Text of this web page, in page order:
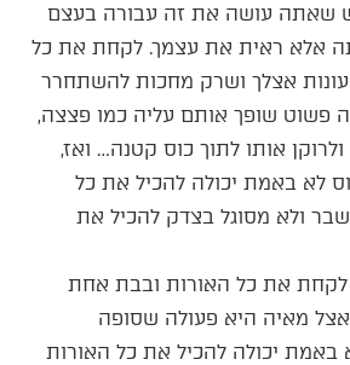
שאתה עושה את זה עבורה בעצם
אלא ראית את עצמך. לקחת את כל
אצלך ושרק מחכות להשתחרר
פשוט שופך אותם עליה כמו פצצה,
אותו לתוך כוס קטנה… ואז,
לא באמת יכולה להכיל את כל
ולא מסוגל בצדק להכיל את
לקחת את כל האורות ובבת אחת
מאיה היא פעולה שסופה
באמת יכולה להכיל את כל האורות